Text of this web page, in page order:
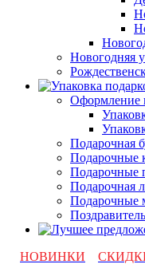
Новогодняя
Оформление
Подарочная
Подарочные
Подарочные
Подарочная
Подарочные
НОВИНКИ